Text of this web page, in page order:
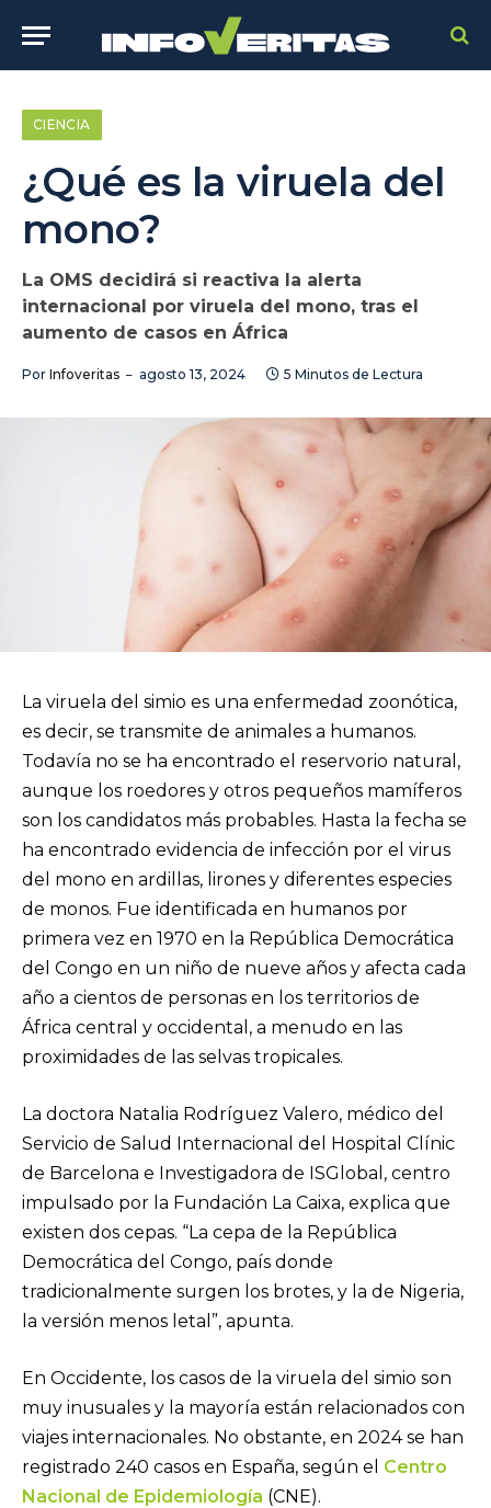
CIENCIA
¿Qué es la viruela del
mono?
La OMS decidirá si reactiva la alerta
internacional por viruela del mono, tras el
aumento de casos en África
Por Infoveritas agosto 13, 2024 5 Minutos de Lectura
La viruela del simio es una enfermedad zoonótica,
es decir, se transmite de animales a humanos.
Todavía no se ha encontrado el reservorio natural,
aunque los roedores y otros pequeños mamíferos
son los candidatos más probables. Hasta la fecha se
ha encontrado evidencia de infección por el virus
del mono en ardillas, lirones y diferentes especies
de monos. Fue identificada en humanos por
primera vez en 1970 en la República Democrática
del Congo en un niño de nueve años y afecta cada
año a cientos de personas en los territorios de
África central y occidental, a menudo en las
proximidades de las selvas tropicales.
La doctora Natalia Rodríguez Valero, médico del
Servicio de Salud Internacional del Hospital Clínic
de Barcelona e Investigadora de ISGlobal, centro
impulsado por la Fundación La Caixa, explica que
existen dos cepas. “La cepa de la República
Democrática del Congo, país donde
tradicionalmente surgen los brotes, y la de Nigeria,
la versión menos letal”, apunta.
En Occidente, los casos de la viruela del simio son
muy inusuales y la mayoría están relacionados con
viajes internacionales. No obstante, en 2024 se han
registrado 240 casos en España, según el Centro
Nacional de Epidemiología (CNE).